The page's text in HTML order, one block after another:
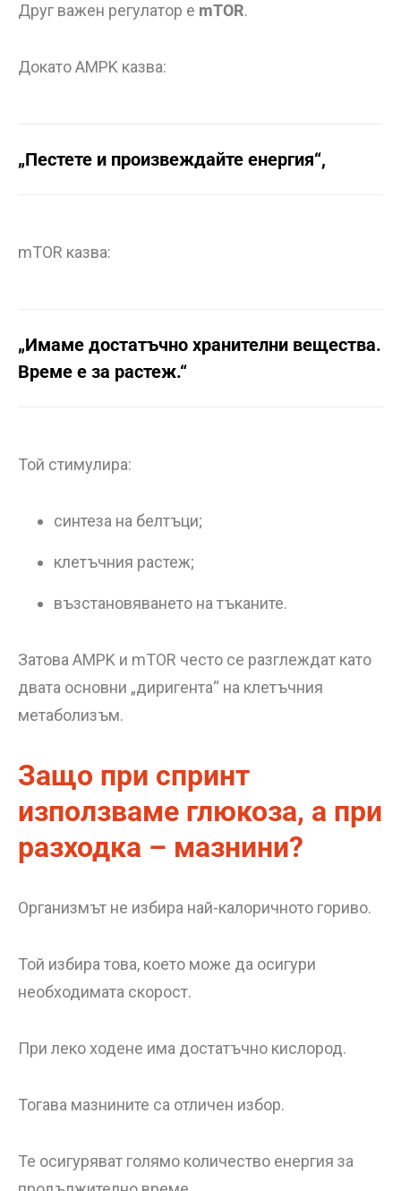
Друг важен регулатор е mTOR.
Докато AMPK казва:
„Пестете и произвеждайте енергия“,
mTOR казва:
„Имаме достатъчно хранителни вещества.
Време е за растеж.“
Той стимулира:
синтеза на белтъци;
клетъчния растеж;
възстановяването на тъканите.
Затова AMPK и mTOR често се разглеждат като
двата основни „диригента“ на клетъчния
метаболизъм.
Защо при спринт
използваме глюкоза, а при
разходка – мазнини?
Организмът не избира най-калоричното гориво.
Той избира това, което може да осигури
необходимата скорост.
При леко ходене има достатъчно кислород.
Тогава мазнините са отличен избор.
Те осигуряват голямо количество енергия за